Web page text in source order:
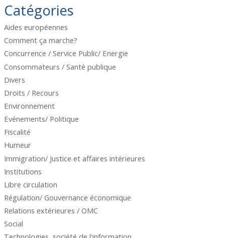
Catégories
Aides européennes
Comment ça marche?
Concurrence / Service Public/ Energie
Consommateurs / Santé publique
Divers
Droits / Recours
Environnement
Evénements/ Politique
Fiscalité
Humeur
Immigration/ Justice et affaires intérieures
Institutions
Libre circulation
Régulation/ Gouvernance économique
Relations extérieures / OMC
Social